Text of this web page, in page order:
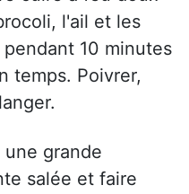
l'ail et les
10 minutes
temps. Poivrer,
grande
salée et faire